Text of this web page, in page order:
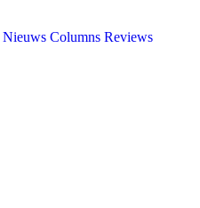
Nieuws Columns Reviews